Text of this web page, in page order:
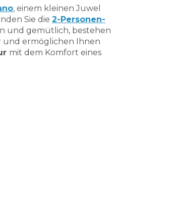
, einem kleinen Juwel
Sie die 2-Personen-
und gemütlich, bestehen
und ermöglichen Ihnen
mit dem Komfort eines